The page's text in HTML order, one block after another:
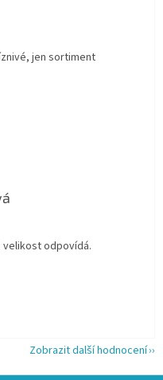
z 5 hvězdiček.
jen sortiment
z 5 hvězdiček.
z 5 hvězdiček.
velikost odpovídá.
z 5 hvězdiček.
Zobrazit další hodnocení